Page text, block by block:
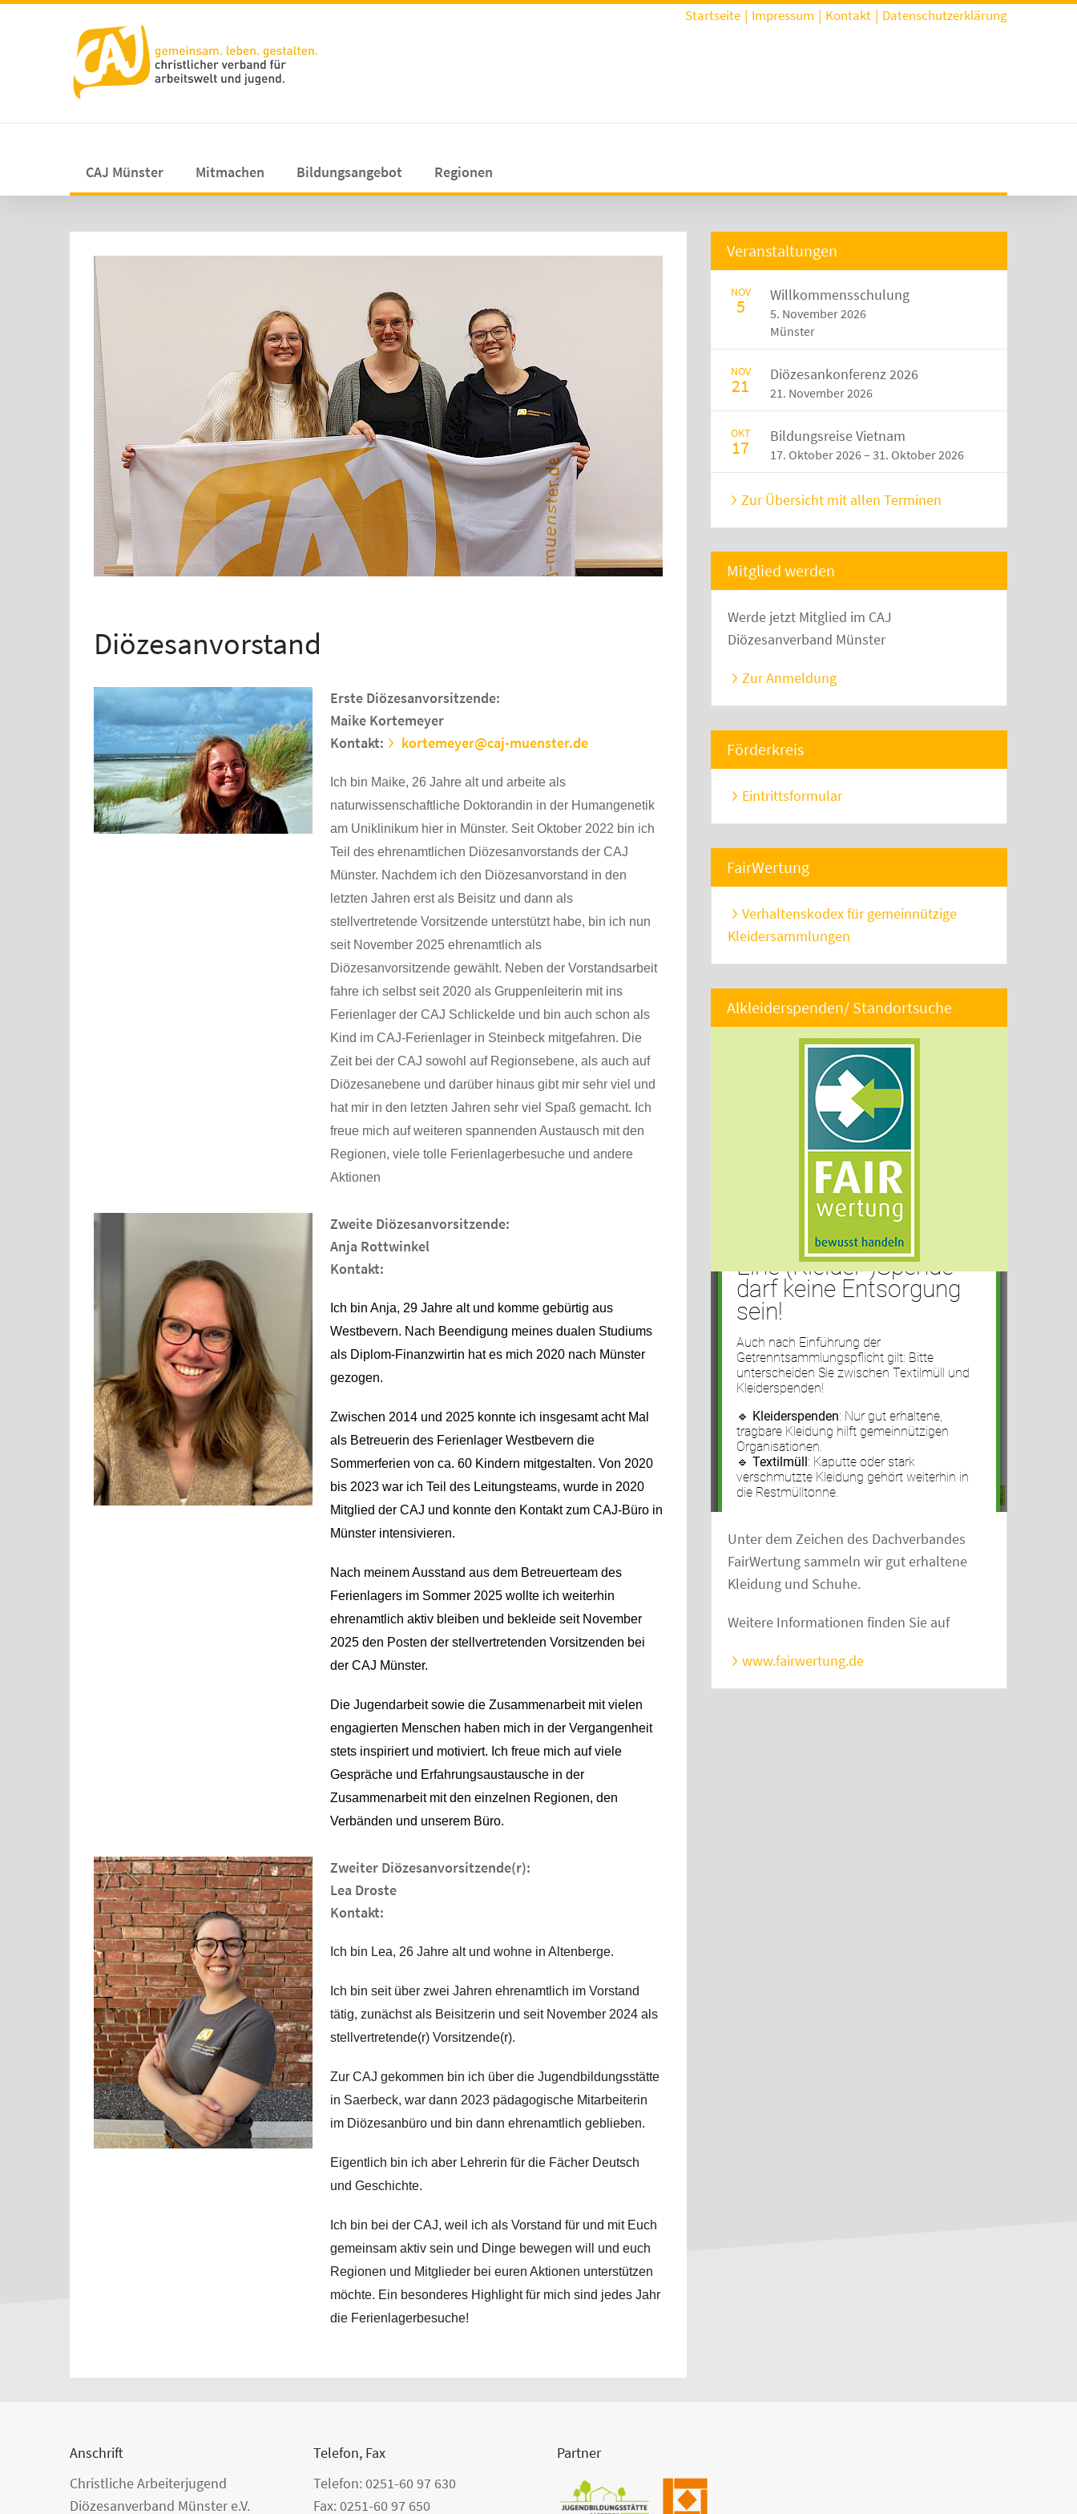
Startseite Impressum Kontakt Datenschutzerklärung
CAJ Münster Mitmachen Bildungsangebot Regionen
Diözesanvorstand
Erste Diözesanvorsitzende:
Maike Kortemeyer
Kontakt:
kortemeyer@caj-muenster.de
Ich bin Maike, 26 Jahre alt und arbeite als
naturwissenschaftliche Doktorandin in der Humangenetik
am Uniklinikum hier in Münster. Seit Oktober 2022 bin ich
Teil des ehrenamtlichen Diözesanvorstands der CAJ
Münster. Nachdem ich den Diözesanvorstand in den
letzten Jahren erst als Beisitz und dann als
stellvertretende Vorsitzende unterstützt habe, bin ich nun
seit November 2025 ehrenamtlich als
Diözesanvorsitzende gewählt. Neben der Vorstandsarbeit
fahre ich selbst seit 2020 als Gruppenleiterin mit ins
Ferienlager der CAJ Schlickelde und bin auch schon als
Kind im CAJ-Ferienlager in Steinbeck mitgefahren. Die
Zeit bei der CAJ sowohl auf Regionsebene, als auch auf
Diözesanebene und darüber hinaus gibt mir sehr viel und
hat mir in den letzten Jahren sehr viel Spaß gemacht. Ich
freue mich auf weiteren spannenden Austausch mit den
Regionen, viele tolle Ferienlagerbesuche und andere
Aktionen
Zweite Diözesanvorsitzende:
Anja Rottwinkel
Kontakt:
Ich bin Anja, 29 Jahre alt und komme gebürtig aus
Westbevern. Nach Beendigung meines dualen Studiums
als Diplom-Finanzwirtin hat es mich 2020 nach Münster
gezogen.
Zwischen 2014 und 2025 konnte ich insgesamt acht Mal
als Betreuerin des Ferienlager Westbevern die
Sommerferien von ca. 60 Kindern mitgestalten. Von 2020
bis 2023 war ich Teil des Leitungsteams, wurde in 2020
Mitglied der CAJ und konnte den Kontakt zum CAJ-Büro in
Münster intensivieren.
Nach meinem Ausstand aus dem Betreuerteam des
Ferienlagers im Sommer 2025 wollte ich weiterhin
ehrenamtlich aktiv bleiben und bekleide seit November
2025 den Posten der stellvertretenden Vorsitzenden bei
der CAJ Münster.
Die Jugendarbeit sowie die Zusammenarbeit mit vielen
engagierten Menschen haben mich in der Vergangenheit
stets inspiriert und motiviert. Ich freue mich auf viele
Gespräche und Erfahrungsaustausche in der
Zusammenarbeit mit den einzelnen Regionen, den
Verbänden und unserem Büro.
Zweiter Diözesanvorsitzende(r):
Lea Droste
Kontakt:
Ich bin Lea, 26 Jahre alt und wohne in Altenberge.
Ich bin seit über zwei Jahren ehrenamtlich im Vorstand
tätig, zunächst als Beisitzerin und seit November 2024 als
stellvertretende(r) Vorsitzende(r).
Zur CAJ gekommen bin ich über die Jugendbildungsstätte
in Saerbeck, war dann 2023 pädagogische Mitarbeiterin
im Diözesanbüro und bin dann ehrenamtlich geblieben.
Eigentlich bin ich aber Lehrerin für die Fächer Deutsch
und Geschichte.
Ich bin bei der CAJ, weil ich als Vorstand für und mit Euch
gemeinsam aktiv sein und Dinge bewegen will und euch
Regionen und Mitglieder bei euren Aktionen unterstützen
möchte. Ein besonderes Highlight für mich sind jedes Jahr
die Ferienlagerbesuche!
Veranstaltungen
NOV
5
Willkommensschulung
5. November 2026
Münster
NOV
21
Diözesankonferenz 2026
21. November 2026
OKT
17
Bildungsreise Vietnam
17. Oktober 2026 – 31. Oktober 2026
Zur Übersicht mit allen Terminen
Mitglied werden
Werde jetzt Mitglied im CAJ
Diözesanverband Münster
Zur Anmeldung
Förderkreis
Eintrittsformular
FairWertung
Verhaltenskodex für gemeinnützige
Kleidersammlungen
Alkleiderspenden/ Standortsuche
Unter dem Zeichen des Dachverbandes
FairWertung sammeln wir gut erhaltene
Kleidung und Schuhe.
Weitere Informationen finden Sie auf
www.fairwertung.de
Anschrift
Christliche Arbeiterjugend
Diözesanverband Münster e.V.
Telefon, Fax
Telefon: 0251-60 97 630
Fax: 0251-60 97 650
Partner